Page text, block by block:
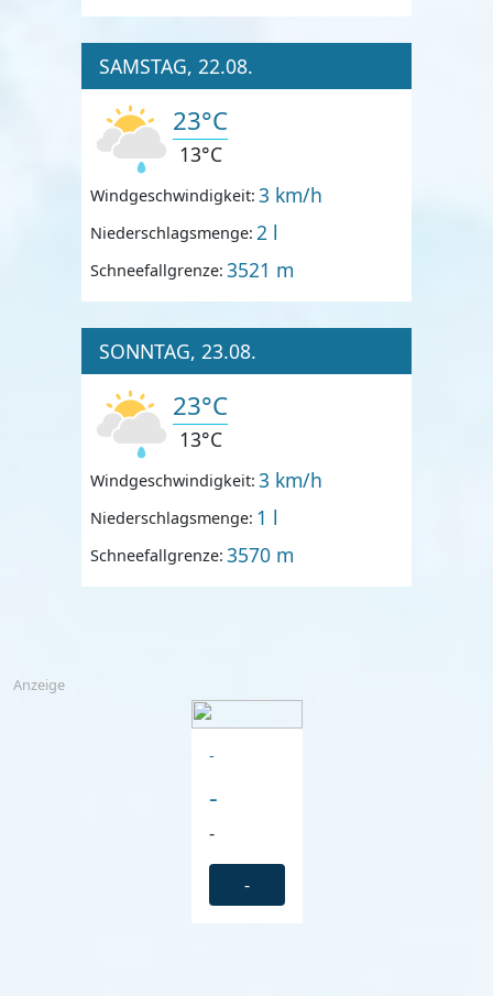
SAMSTAG, 22.08.
23°C
13°C
Windgeschwindigkeit: 3 km/h
Niederschlagsmenge: 2 l
Schneefallgrenze: 3521 m
SONNTAG, 23.08.
23°C
13°C
Windgeschwindigkeit: 3 km/h
Niederschlagsmenge: 1 l
Schneefallgrenze: 3570 m
Anzeige
-
-
-
-